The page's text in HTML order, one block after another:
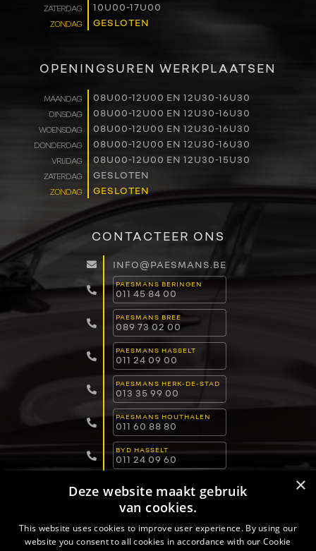
VERHUUR
WERKEN BIJ
CONTACT
ZATERDAG 10U00-17U00
ZONDAG GESLOTEN
OPENINGSUREN WERKPLAATSEN
MAANDAG 08U00-12U00 EN 12U30-16U30
DINSDAG 08U00-12U00 EN 12U30-16U30
WOENSDAG 08U00-12U00 EN 12U30-16U30
DONDERDAG 08U00-12U00 EN 12U30-16U30
VRIJDAG 08U00-12U00 EN 12U30-15U30
ZATERDAG GESLOTEN
ZONDAG GESLOTEN
CONTACTEER ONS
INFO@PAESMANS.BE
PAESMANS BERINGEN
011 45 84 00
PAESMANS BREE
089 73 02 00
PAESMANS HASSELT
011 24 09 00
PAESMANS HERK-DE-STAD
013 35 99 00
PAESMANS HOUTHALEN
011 60 88 80
BYD HASSELT
011 24 09 60
011 15 04 00
089 82 30 30
×
Deze website maakt gebruik
van cookies.
This website uses cookies to improve user experience. By using our
website you consent to all cookies in accordance with our Cookie